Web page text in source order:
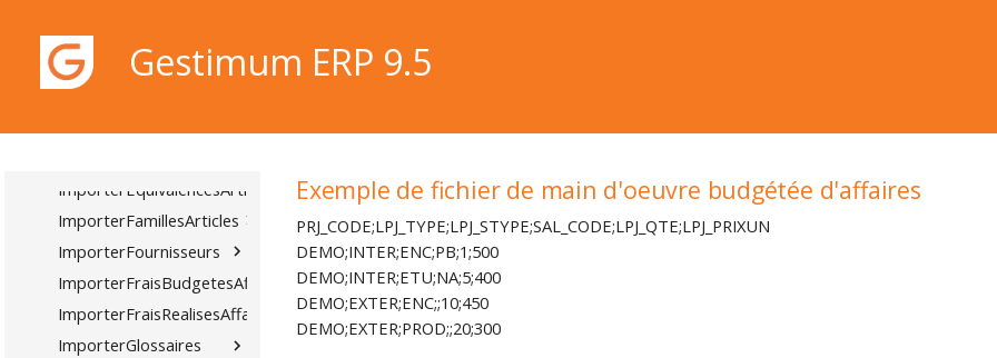
Gestimum ERP 9.5
ImporterDevises
ImporterDocumentsAchat
ImporterDocumentsVente
ImporterEquivalencesArticles
ImporterFamillesArticles
ImporterFournisseurs
ImporterFraisBudgetesAffaires
ImporterFraisRealisesAffaires
ImporterGlossaires
Exemple de fichier de main d'oeuvre budgétée d'affaires
PRJ_CODE;LPJ_TYPE;LPJ_STYPE;SAL_CODE;LPJ_QTE;LPJ_PRIXUN
DEMO;INTER;ENC;PB;1;500
DEMO;INTER;ETU;NA;5;400
DEMO;EXTER;ENC;;10;450
DEMO;EXTER;PROD;;20;300